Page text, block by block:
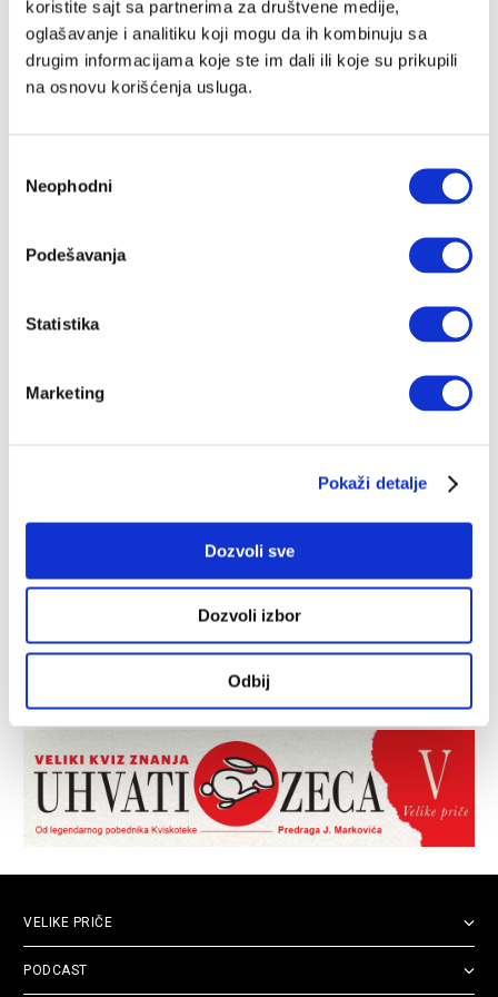
koristite sajt sa partnerima za društvene medije,
oglašavanje i analitiku koji mogu da ih kombinuju sa
drugim informacijama koje ste im dali ili koje su prikupili
na osnovu korišćenja usluga.
сагласности
Neophodni
Podešavanja
Statistika
Marketing
Pokaži detalje
Dozvoli sve
Dozvoli izbor
Odbij
VELIKE PRIČE
PODCAST